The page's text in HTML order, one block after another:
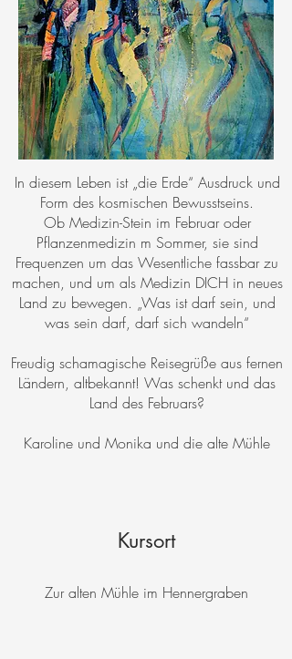
In diesem Leben ist „die Erde“ Ausdruck und
Form des kosmischen Bewusstseins.
Ob Medizin-Stein im Februar oder
Pflanzenmedizin m Sommer, sie sind
Frequenzen um das Wesentliche fassbar zu
machen, und um als Medizin DICH in neues
Land zu bewegen. „Was ist darf sein, und
was sein darf, darf sich wandeln“
Freudig schamagische Reisegrüße aus fernen
Ländern, altbekannt! Was schenkt und das
Land des Februars?
Karoline und Monika und die alte Mühle
Kursort
Zur alten Mühle im Hennergraben